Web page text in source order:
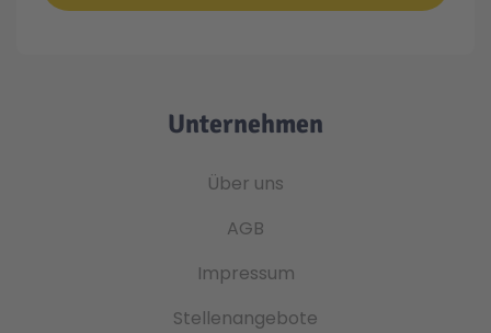
Unternehmen
Über uns
AGB
Impressum
Stellenangebote